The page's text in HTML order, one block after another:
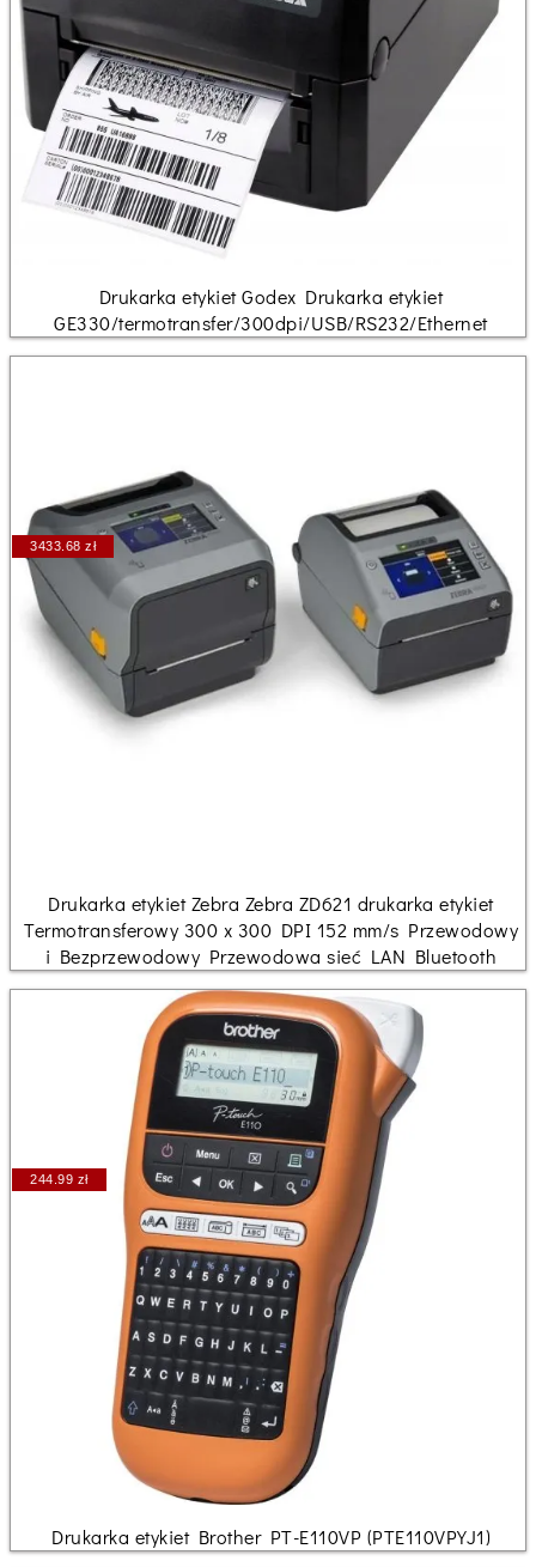
Drukarka etykiet Godex Drukarka etykiet
GE330/termotransfer/300dpi/USB/RS232/Ethernet
3433.68 zł
Drukarka etykiet Zebra Zebra ZD621 drukarka etykiet
Termotransferowy 300 x 300 DPI 152 mm/s Przewodowy
i Bezprzewodowy Przewodowa sieć LAN Bluetooth
244.99 zł
Drukarka etykiet Brother PT-E110VP (PTE110VPYJ1)